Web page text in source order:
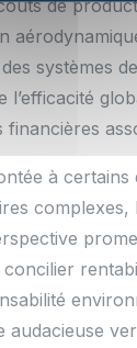
de
systèmes
l’efficacité
à certains
complexes,
audacieuse